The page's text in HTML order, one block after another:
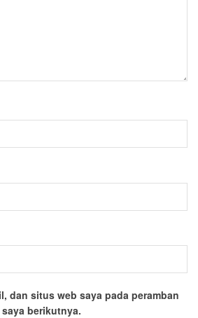
dan situs web saya pada peramban
berikutnya.